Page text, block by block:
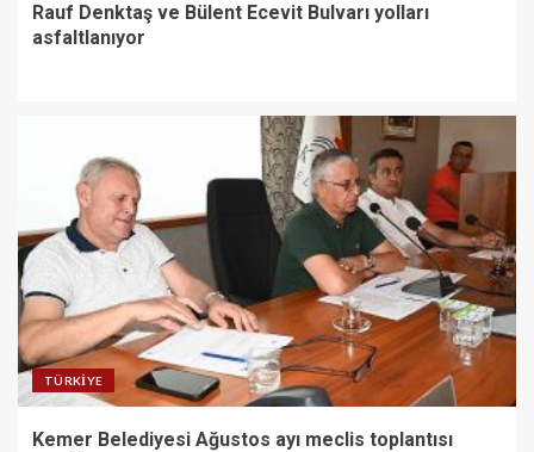
Rauf Denktaş ve Bülent Ecevit Bulvarı yolları
asfaltlanıyor
TÜRKIYE
Kemer Belediyesi Ağustos ayı meclis toplantısı